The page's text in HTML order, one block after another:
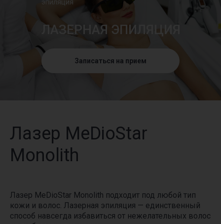
ЛАЗЕРНАЯ ЭПИЛЯЦИЯ
Записаться на прием
эпиляция
Лазер MeDioStar
Monolith
Лазер MeDioStar Monolith подходит под любой тип
кожи и волос. Лазерная эпиляция — единственный
способ навсегда избавиться от нежелательных волос